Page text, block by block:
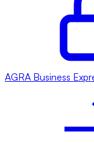
AGRA Business